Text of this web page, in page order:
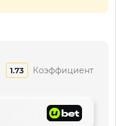
1.73 Коэффициент